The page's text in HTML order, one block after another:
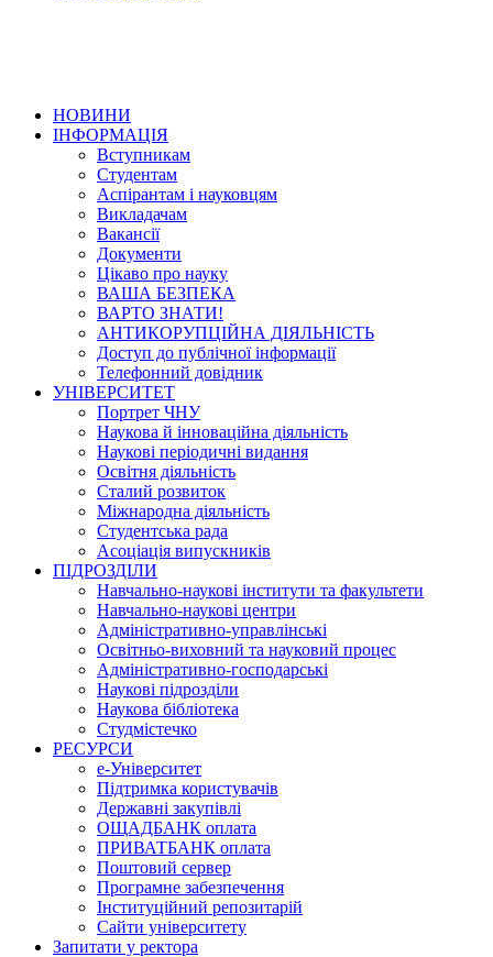
НОВИНИ
ІНФОРМАЦІЯ
Вступникам
Студентам
Аспірантам і науковцям
Викладачам
Вакансії
Документи
Цікаво про науку
ВАША БЕЗПЕКА
ВАРТО ЗНАТИ!
АНТИКОРУПЦІЙНА ДІЯЛЬНІСТЬ
Доступ до публічної інформації
Телефонний довідник
УНІВЕРСИТЕТ
Портрет ЧНУ
Наукова й інноваційна діяльність
Наукові періодичні видання
Освітня діяльність
Сталий розвиток
Міжнародна діяльність
Студентська рада
Асоціація випускників
ПІДРОЗДІЛИ
Навчально-наукові інститути та факультети
Навчально-наукові центри
Адміністративно-управлінські
Освітньо-виховний та науковий процес
Адміністративно-господарські
Наукові підрозділи
Наукова бібліотека
Студмістечко
РЕСУРСИ
е-Університет
Підтримка користувачів
Державні закупівлі
ОЩАДБАНК оплата
ПРИВАТБАНК оплата
Поштовий сервер
Програмне забезпечення
Інституційний репозитарій
Сайти університету
Запитати у ректора